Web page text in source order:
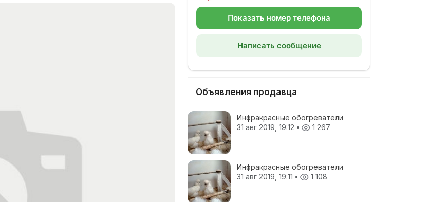
Показать номер телефона
Написать сообщение
Объявления продавца
Инфракрасные обогреватели
31 авг 2019, 19:12 • 1 267
Инфракрасные обогреватели
31 авг 2019, 19:11 • 1 108